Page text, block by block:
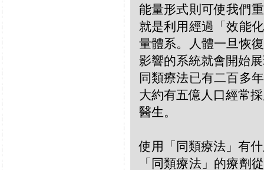
能量形式則可使我們
就是利用經過「效能
量體系。人體一旦恢
影響的系統就會開始
同類療法已有二百多
大約有五億人口經常
醫生。
使用「同類療法」有
「同類療法」的療劑